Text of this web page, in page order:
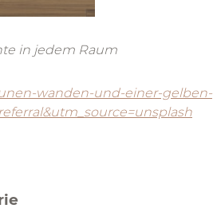
in jedem Raum
wanden-und-einer-gelben-